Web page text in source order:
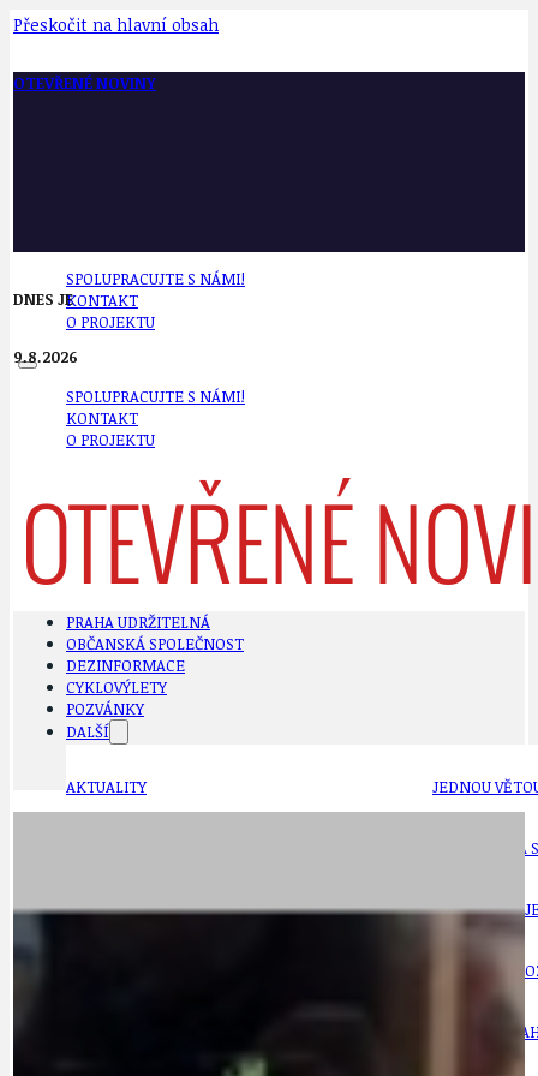
Přeskočit na hlavní obsah
OTEVŘENÉ NOVINY
SPOLUPRACUJTE S NÁMI!
KONTAKT
O PROJEKTU
SPOLUPRACUJTE S NÁMI!
KONTAKT
O PROJEKTU
DNES JE
9.8.2026
PRAHA UDRŽITELNÁ
OBČANSKÁ SPOLEČNOST
DEZINFORMACE
CYKLOVÝLETY
POZVÁNKY
DALŠÍ
AKTUALITY
CYKLOVÝLETY
JEDNOU
KLÁNOVICKÁ
KRUHOVÝ
KULTURNÍ
NÁDRAŽÍ